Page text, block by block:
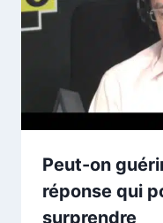
Peut-on
réponse qui
surprendre